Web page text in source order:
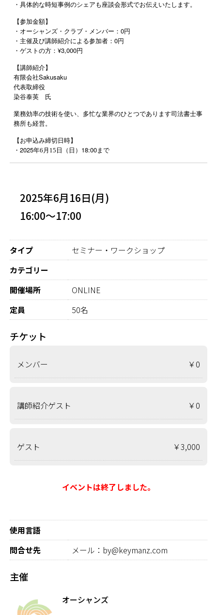
・具体的な時短事例のシェアも座談会形式でお伝えいたします。
【参加金額】
・オーシャンズ・クラブ・メンバー：0円
・主催及び講師紹介による参加者：0円
・ゲストの方：¥3,000円
【講師紹介】
有限会社Sakusaku
代表取締役
染谷泰英 氏
業務効率の技術を使い、多忙な業界のひとつであります司法書士事
務所も経営。
【お申込み締切日時】
・ 2025年6 月 15 日（日） 18:00まで
2025年6月16日(月)
16:00～17:00
タイプ
セミナー・ワークショップ
カテゴリー
開催場所
ONLINE
定員
50名
チケット
メンバー ￥0
講師紹介ゲスト ￥0
ゲスト ￥3,000
イベントは終了しました。
使用言語
問合せ先
メール：by@keymanz.com
主催
オーシャンズ